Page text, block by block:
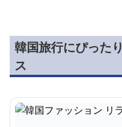
韓国旅行にぴった
ス